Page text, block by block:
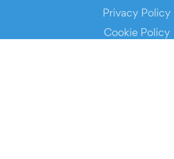
Privacy Policy
Cookie Policy